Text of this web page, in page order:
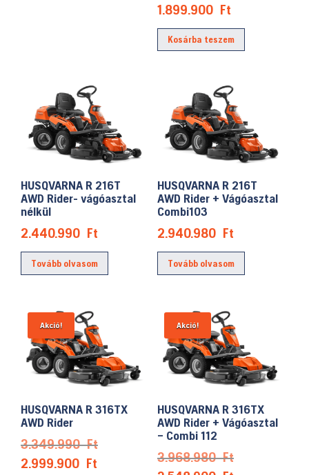
was:
1.949.990 Ft.
1.899.900 Ft
price
is:
Kosárba teszem
HUSQVARNA R 216T
AWD Rider- vágóasztal
nélkül
2.440.990 Ft
Tovább olvasom
HUSQVARNA R 216T
AWD Rider + Vágóasztal
Combi103
2.940.980 Ft
Tovább olvasom
Akció!
HUSQVARNA R 316TX
AWD Rider
3.349.990FtOriginal
2.999.900 Ft
Akció!
HUSQVARNA R 316TX
AWD Rider + Vágóasztal
– Combi 112
3.968.980FtOriginal